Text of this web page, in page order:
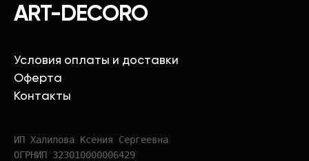
ART-DECORO
Условия оплаты и доставки
Оферта
Контакты
ИП Халилова Ксения Сергеевна
ОГРНИП 323010000006429